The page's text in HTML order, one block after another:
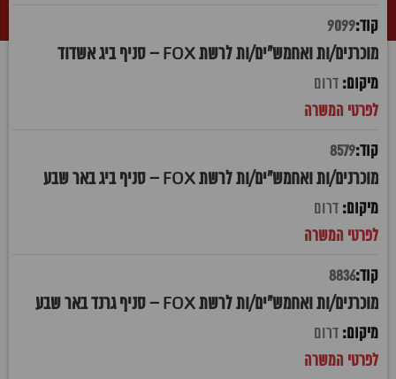
9099
מוכרנים/ות ואחמש"ים/ות לרשת FOX – סניף ביג אשדוד
דרום
8579
מוכרנים/ות ואחמש"ים/ות לרשת FOX – סניף ביג באר שבע
דרום
8836
מוכרנים/ות ואחמש"ים/ות לרשת FOX – סניף גרנד באר שבע
דרום